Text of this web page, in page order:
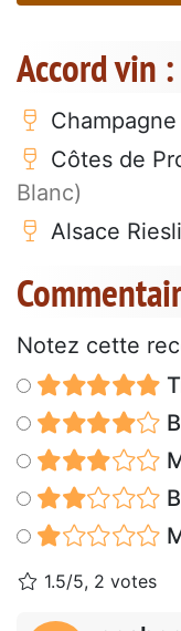
Accord vin
Côtes de
Blanc)
Alsace
Notez cette
1.5/5, 2 votes